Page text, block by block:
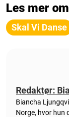
Les mer
Skal Vi Danse
Redaktør:
Biancha
Norge, hvor hun